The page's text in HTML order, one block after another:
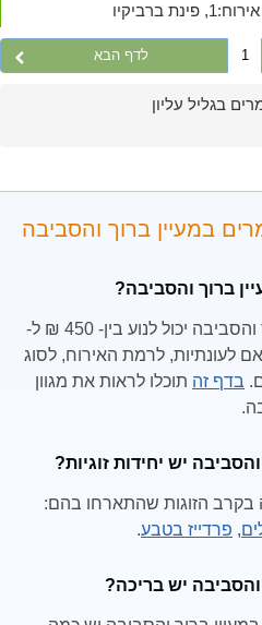
פינת ברביקיו
1 לדף הבא
בגליל עליון
במעיין ברוך והסביבה
ברוך והסביבה?
המחיר בצימרים במעיין ברוך והסביבה יכול לנוע בין- 450 ₪ ל-
לעונתיות, לרמת האירוח, לסוג
בדף זה תוכלו לראות את מגוון
יש יחידות זוגיות?
בקרב הזוגות שהתארחו בהם:
, פרדייז בטבע.
והסביבה יש בריכה?